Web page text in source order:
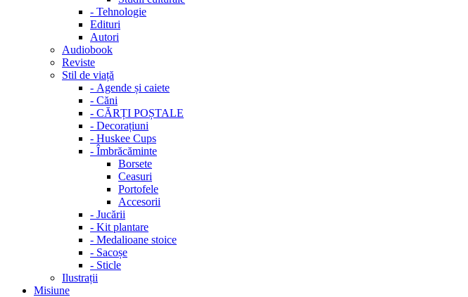
- Tehnologie
Edituri
Autori
Audiobook
Reviste
Stil de viață
- Agende și caiete
- Căni
- CĂRȚI POȘTALE
- Decorațiuni
- Huskee Cups
- Îmbrăcăminte
Borsete
Ceasuri
Portofele
Accesorii
- Jucării
- Kit plantare
- Medalioane stoice
- Sacoșe
- Sticle
Ilustrații
Misiune